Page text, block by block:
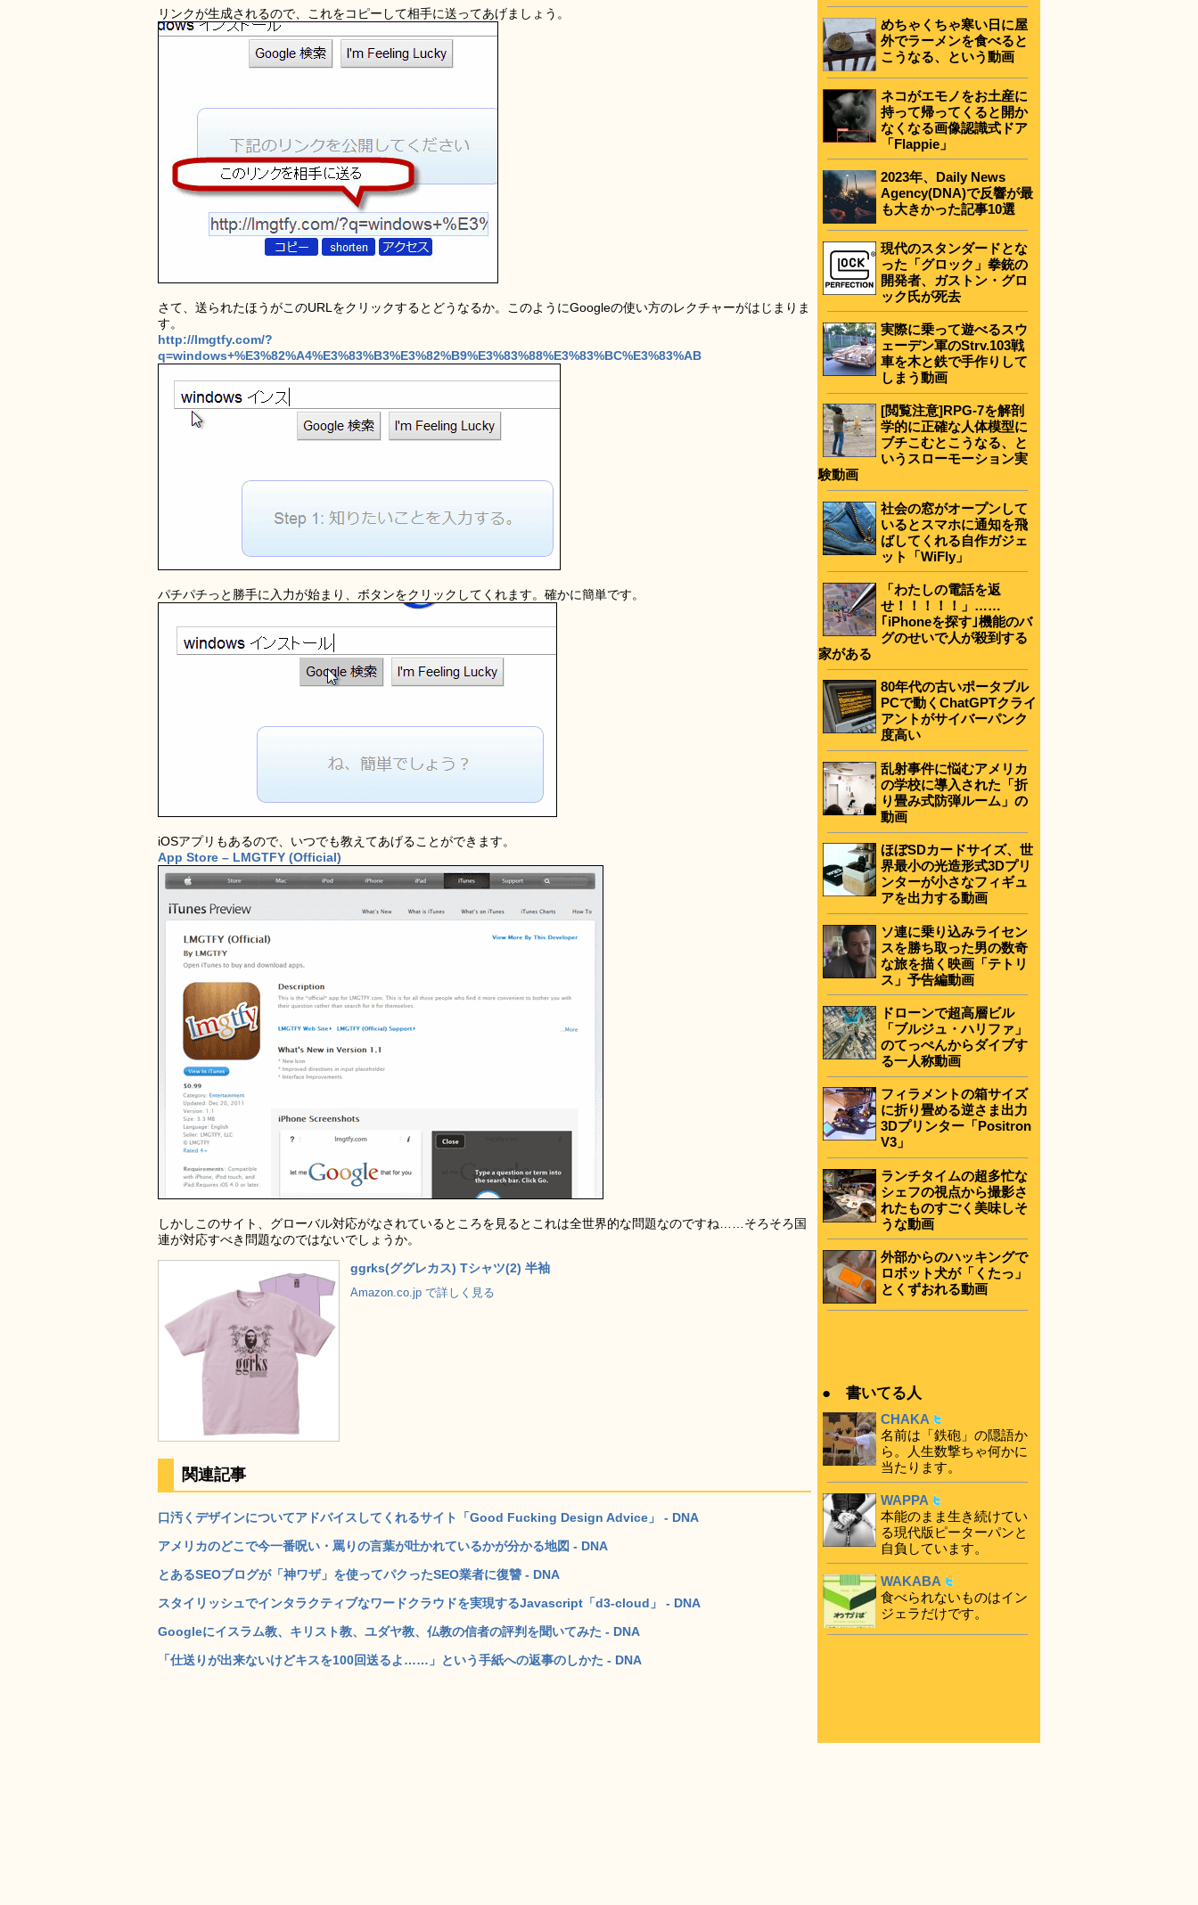
リンクが生成されるので、これをコピーして相手に送ってあげましょう。
さて、送られたほうがこのURLをクリックするとどうなるか。このようにGoogleの使い方のレクチャーがはじまりま
す。
http://lmgtfy.com/?
q=windows+%E3%82%A4%E3%83%B3%E3%82%B9%E3%83%88%E3%83%BC%E3%83%AB
パチパチっと勝手に入力が始まり、ボタンをクリックしてくれます。確かに簡単です。
iOSアプリもあるので、いつでも教えてあげることができます。
App Store – LMGTFY (Official)
しかしこのサイト、グローバル対応がなされているところを見るとこれは全世界的な問題なのですね……そろそろ国
連が対応すべき問題なのではないでしょうか。
ggrks(ググレカス) Tシャツ(2) 半袖
Amazon.co.jp で詳しく見る
関連記事
口汚くデザインについてアドバイスしてくれるサイト「Good Fucking Design Advice」 - DNA
アメリカのどこで今一番呪い・罵りの言葉が吐かれているかが分かる地図 - DNA
とあるSEOブログが「神ワザ」を使ってパクったSEO業者に復讐 - DNA
スタイリッシュでインタラクティブなワードクラウドを実現するJavascript「d3-cloud」 - DNA
Googleにイスラム教、キリスト教、ユダヤ教、仏教の信者の評判を聞いてみた - DNA
「仕送りが出来ないけどキスを100回送るよ……」という手紙への返事のしかた - DNA
めちゃくちゃ寒い日に屋
外でラーメンを食べると
こうなる、という動画
ネコがエモノをお土産に
持って帰ってくると開か
なくなる画像認識式ドア
「Flappie」
2023年、Daily News
Agency(DNA)で反響が最
も大きかった記事10選
現代のスタンダードとな
った「グロック」拳銃の
開発者、ガストン・グロ
ック氏が死去
実際に乗って遊べるスウ
ェーデン軍のStrv.103戦
車を木と鉄で手作りして
しまう動画
[閲覧注意]RPG-7を解剖
学的に正確な人体模型に
ブチこむとこうなる、と
いうスローモーション実
験動画
社会の窓がオープンして
いるとスマホに通知を飛
ばしてくれる自作ガジェ
ット「WiFly」
「わたしの電話を返
せ！！！！！」……
｢iPhoneを探す｣機能のバ
グのせいで人が殺到する
家がある
80年代の古いポータブル
PCで動くChatGPTクライ
アントがサイバーパンク
度高い
乱射事件に悩むアメリカ
の学校に導入された「折
り畳み式防弾ルーム」の
動画
ほぼSDカードサイズ、世
界最小の光造形式3Dプリ
ンターが小さなフィギュ
アを出力する動画
ソ連に乗り込みライセン
スを勝ち取った男の数奇
な旅を描く映画「テトリ
ス」予告編動画
ドローンで超高層ビル
「ブルジュ・ハリファ」
のてっぺんからダイブす
る一人称動画
フィラメントの箱サイズ
に折り畳める逆さま出力
3Dプリンター「Positron
V3」
ランチタイムの超多忙な
シェフの視点から撮影さ
れたものすごく美味しそ
うな動画
外部からのハッキングで
ロボット犬が「くたっ」
とくずおれる動画
● 書いてる人
CHAKA
名前は「鉄砲」の隠語か
ら。人生数撃ちゃ何かに
当たります。
WAPPA
本能のまま生き続けてい
る現代版ピーターパンと
自負しています。
WAKABA
食べられないものはイン
ジェラだけです。